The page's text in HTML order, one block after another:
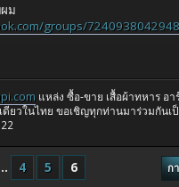
ม
groups/
แหล่ง ซื้อ-ขาย เสื้อผ้าทหาร อา
ยวในไทย ขอเชิญทุกท่านมาร่วมกันเ
4 5 6 ก